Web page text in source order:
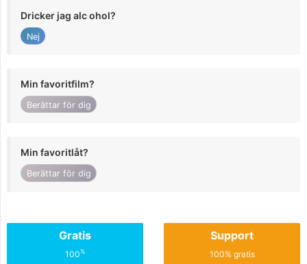
Dricker jag alc ohol?
Nej
Min favoritfilm?
Berättar för dig
Min favoritlåt?
Berättar för dig
Gratis
100%
Support
100% gratis